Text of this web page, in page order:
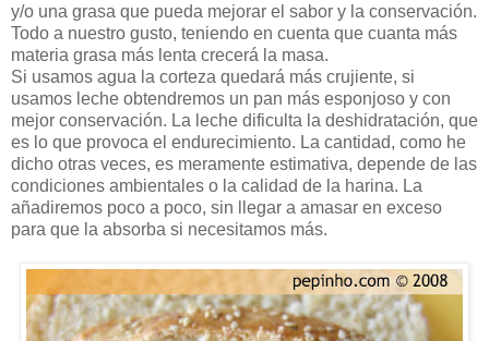
y/o una grasa que pueda mejorar el sabor y la conservación.
Todo a nuestro gusto, teniendo en cuenta que cuanta más
materia grasa más lenta crecerá la masa.
Si usamos agua la corteza quedará más crujiente, si
usamos leche obtendremos un pan más esponjoso y con
mejor conservación. La leche dificulta la deshidratación, que
es lo que provoca el endurecimiento. La cantidad, como he
dicho otras veces, es meramente estimativa, depende de las
condiciones ambientales o la calidad de la harina. La
añadiremos poco a poco, sin llegar a amasar en exceso
para que la absorba si necesitamos más.